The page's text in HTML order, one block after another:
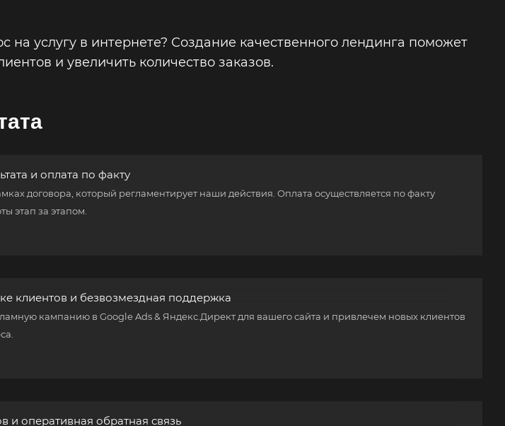
на услугу в интернете? Создание качественного лендинга поможет
и увеличить количество заказов.
и оплата по факту
договора, который регламентирует наши действия. Оплата осуществляется по факту
этап за этапом.
клиентов и безвозмездная поддержка
кампанию в Google Ads & Яндекс.Директ для вашего сайта и привлечем новых клиентов
и оперативная обратная связь